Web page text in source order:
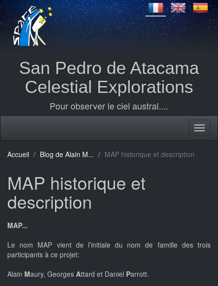
San Pedro de Atacama
Celestial Explorations
Pour observer le ciel austral....
Accueil Blog de Alain M... MAP historique et description
MAP historique et
description
MAP...
Le nom MAP vient de l’initiale du nom de famille des trois
participants à ce projet:
Alain Maury, Georges Attard et Daniel Parrott.